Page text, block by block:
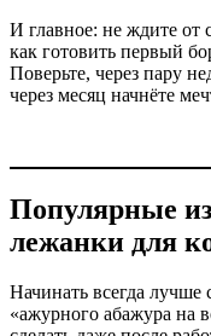
И главное: не ждите от
как готовить первый
Поверьте, через пару
через месяц начнёте
Популярные
лежанки для
Начинать всегда лучше
«ажурного абажура на